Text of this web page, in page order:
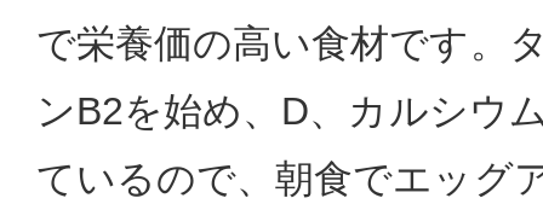
で栄養価の高い食材です。
ンB2を始め、D、カルシウ
ているので、朝食でエッグ